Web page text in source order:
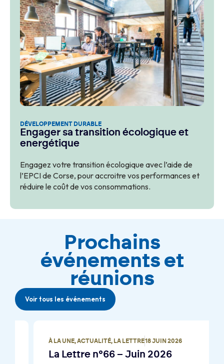
DÉVELOPPEMENT DURABLE
Engager sa transition écologique et
energétique
Engagez votre transition écologique avec l’aide de
l’EPCI de Corse, pour accroitre vos performances et
réduire le coût de vos consommations.
Prochains
événements et
réunions
Voir tous les événements
À LA UNE,ACTUALITÉ,LA LETTRE18 JUIN 2026
La Lettre n°66 – Juin 2026